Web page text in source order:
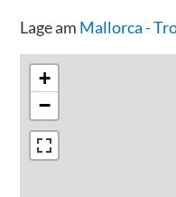
Lage am Mallorca -
+
−